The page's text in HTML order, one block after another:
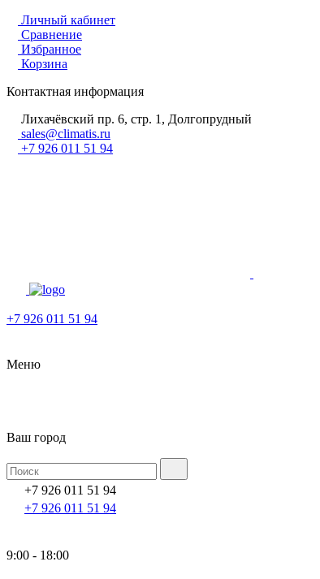
Личный кабинет
Сравнение
Избранное
Корзина
Контактная информация
Лихачёвский пр. 6, стр. 1, Долгопрудный
sales@climatis.ru
+7 926 011 51 94
+7 926 011 51 94
Меню
Ваш город
+7 926 011 51 94
+7 926 011 51 94
9:00 - 18:00